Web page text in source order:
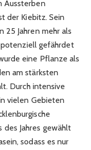
Aussterben
der Kiebitz. Sein
25 Jahren mehr als
gefährdet
eine Pflanze als
am stärksten
Durch intensive
vielen Gebieten
des Jahres gewählt
sodass es nur